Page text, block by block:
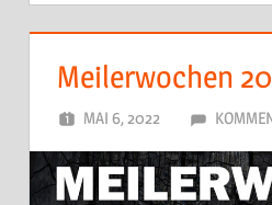
Meilerwochen
MAI 6, 2022